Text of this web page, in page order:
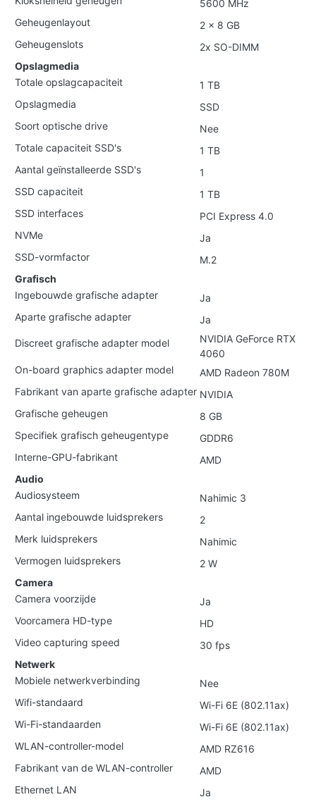
5600 MHz
Geheugenlayout
2 x 8 GB
Geheugenslots
2x SO-DIMM
Opslagmedia
Totale opslagcapaciteit
1 TB
Opslagmedia
SSD
Soort optische drive
Nee
Totale capaciteit SSD's
1 TB
Aantal geïnstalleerde SSD's
1
SSD capaciteit
1 TB
SSD interfaces
PCI Express 4.0
NVMe
Ja
SSD-vormfactor
M.2
Grafisch
Ingebouwde grafische adapter
Ja
Aparte grafische adapter
Ja
Discreet grafische adapter model
NVIDIA GeForce RTX
4060
On-board graphics adapter model
AMD Radeon 780M
Fabrikant van aparte grafische adapter NVIDIA
Grafische geheugen
8 GB
Specifiek grafisch geheugentype
GDDR6
Interne-GPU-fabrikant
AMD
Audio
Audiosysteem
Nahimic 3
Aantal ingebouwde luidsprekers
2
Merk luidsprekers
Nahimic
Vermogen luidsprekers
2 W
Camera
Camera voorzijde
Ja
Voorcamera HD-type
HD
Video capturing speed
30 fps
Netwerk
Mobiele netwerkverbinding
Nee
Wifi-standaard
Wi-Fi 6E (802.11ax)
Wi-Fi-standaarden
Wi-Fi 6E (802.11ax)
WLAN-controller-model
AMD RZ616
Fabrikant van de WLAN-controller
AMD
Ethernet LAN
Ja